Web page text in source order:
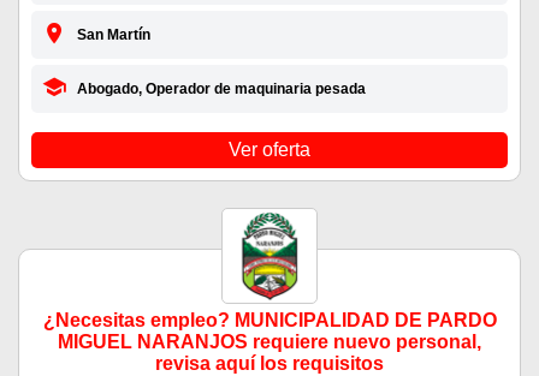
San Martín
Abogado, Operador de maquinaria pesada
Ver oferta
¿Necesitas empleo? MUNICIPALIDAD DE PARDO
MIGUEL NARANJOS requiere nuevo personal,
revisa aquí los requisitos